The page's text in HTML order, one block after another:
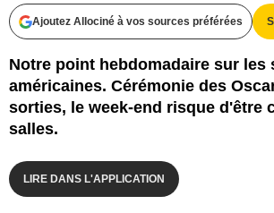
Ajoutez Allociné à vos sources préférées
Notre point hebdomadaire sur les
américaines. Cérémonie des
sorties, le week-end risque d'être
salles.
LIRE DANS L'APPLICATION